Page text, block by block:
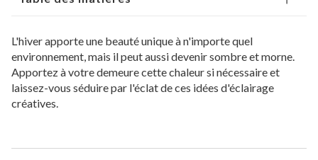
L'hiver apporte une beauté unique à n'importe quel
environnement, mais il peut aussi devenir sombre et morne.
Apportez à votre demeure cette chaleur si nécessaire et
laissez-vous séduire par l'éclat de ces idées d'éclairage
créatives.